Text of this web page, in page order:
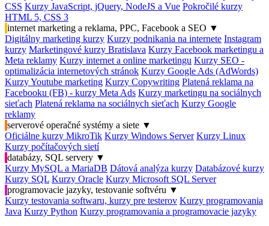
CSS Kurzy JavaScript, jQuery, NodeJS a Vue Pokročilé kurzy
HTML 5, CSS 3
internet marketing a reklama, PPC, Facebook a SEO ▼
Digitálny marketing kurzy Kurzy podnikania na internete Instagram
kurzy Marketingové kurzy Bratislava Kurzy Facebook marketingu a
Meta reklamy Kurzy internet a online marketingu Kurzy SEO -
optimalizácia internetových stránok Kurzy Google Ads (AdWords)
Kurzy Youtube marketing Kurzy Copywriting Platená reklama na
Facebooku (FB) - kurzy Meta Ads Kurzy marketingu na sociálnych
sieťach Platená reklama na sociálnych sieťach Kurzy Google
reklamy
serverové operačné systémy a siete ▼
Oficiálne kurzy MikroTik Kurzy Windows Server Kurzy Linux
Kurzy počítačových sietí
databázy, SQL servery ▼
Kurzy MySQL a MariaDB Dátová analýza kurzy Databázové kurzy
Kurzy SQL Kurzy Oracle Kurzy Microsoft SQL Server
programovacie jazyky, testovanie softvéru ▼
Kurzy testovania softwaru, kurzy pre testerov Kurzy programovania
Java Kurzy Python Kurzy programovania a programovacie jazyky